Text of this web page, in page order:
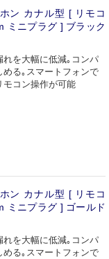
ン カナル型 [ リモコ
ミニプラグ ] ブラック
れを大幅に低減｡コンパ
る｡スマートフォンで
モコン操作が可能
ン カナル型 [ リモコ
ミニプラグ ] ゴールド
れを大幅に低減｡コンパ
る｡スマートフォンで